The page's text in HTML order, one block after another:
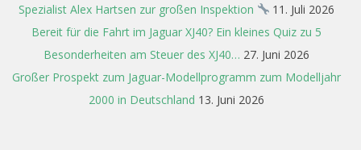
Spezialist Alex Hartsen zur großen Inspektion
11. Juli 2026
Bereit für die Fahrt im Jaguar XJ40? Ein kleines Quiz zu 5
Besonderheiten am Steuer des XJ40… 27. Juni 2026
Großer Prospekt zum Jaguar-Modellprogramm zum Modelljahr
2000 in Deutschland 13. Juni 2026